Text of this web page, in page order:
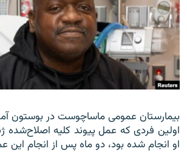
بیمارستان عمومی ماساچوست در بوستون
اولین فردی که عمل پیوند کلیه اصلاح‌شده
او انجام شده بود، دو ماه پس از انجام